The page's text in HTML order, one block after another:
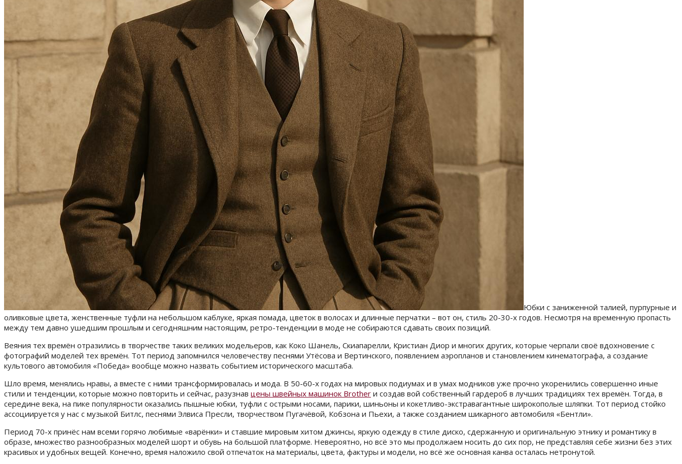
Юбки с заниженной талией, пурпурные и
оливковые цвета, женственные туфли на небольшом каблуке, яркая помада, цветок в волосах и длинные перчатки – вот он, стиль 20-30-х годов. Несмотря на временную пропасть
между тем давно ушедшим прошлым и сегодняшним настоящим, ретро-тенденции в моде не собираются сдавать своих позиций.
Веяния тех времён отразились в творчестве таких великих модельеров, как Коко Шанель, Скиапарелли, Кристиан Диор и многих других, которые черпали своё вдохновение с
фотографий моделей тех времён. Тот период запомнился человечеству песнями Утёсова и Вертинского, появлением аэропланов и становлением кинематографа, а создание
культового автомобиля «Победа» вообще можно назвать событием исторического масштаба.
Шло время, менялись нравы, а вместе с ними трансформировалась и мода. В 50-60-х годах на мировых подиумах и в умах модников уже прочно укоренились совершенно иные
стили и тенденции, которые можно повторить и сейчас, разузнав цены швейных машинок Brother и создав вой собственный гардероб в лучших традициях тех времён. Тогда, в
середине века, на пике популярности оказались пышные юбки, туфли с острыми носами, парики, шиньоны и кокетливо-экстравагантные широкополые шляпки. Тот период стойко
ассоциируется у нас с музыкой Битлс, песнями Элвиса Пресли, творчеством Пугачёвой, Кобзона и Пьехи, а также созданием шикарного автомобиля «Бентли».
Период 70-х принёс нам всеми горячо любимые «варёнки» и ставшие мировым хитом джинсы, яркую одежду в стиле диско, сдержанную и оригинальную этнику и романтику в
образе, множество разнообразных моделей шорт и обувь на большой платформе. Невероятно, но всё это мы продолжаем носить до сих пор, не представляя себе жизни без этих
красивых и удобных вещей. Конечно, время наложило свой отпечаток на материалы, цвета, фактуры и модели, но всё же основная канва осталась нетронутой.